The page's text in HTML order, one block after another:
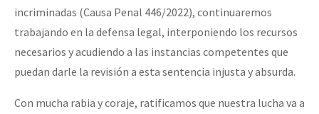
incriminadas (Causa Penal 446/2022), continuaremos
trabajando en la defensa legal, interponiendo los recursos
necesarios y acudiendo a las instancias competentes que
puedan darle la revisión a esta sentencia injusta y absurda.
Con mucha rabia y coraje, ratificamos que nuestra lucha va a